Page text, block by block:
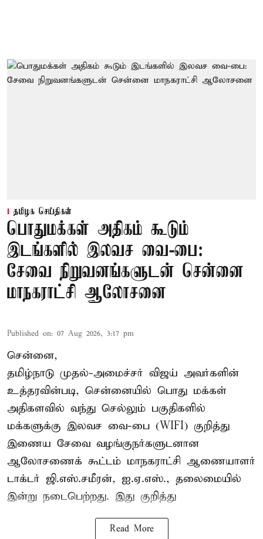
தமிழக செய்திகள்
பொதுமக்கள் அதிகம் கூடும்
இடங்களில் இலவச வை-பை:
சேவை நிறுவனங்களுடன் சென்னை
மாநகராட்சி ஆலோசனை
Published on: 07 Aug 2026, 3:17 pm
சென்னை,
தமிழ்நாடு முதல்-அமைச்சர் விஜய் அவர்களின்
உத்தரவின்படி, சென்னையில் பொது மக்கள்
அதிகளவில் வந்து செல்லும் பகுதிகளில்
மக்களுக்கு இலவச வை-பை (WIFI) குறித்து
இணைய சேவை வழங்குநர்களுடனான
ஆலோசணைக் கூட்டம் மாநகராட்சி ஆணையாளர்
டாக்டர் ஜி.எஸ்.சமீரன், ஐ.ஏ.எஸ்., தலைமையில்
இன்று நடைபெற்றது. இது குறித்து
Read More